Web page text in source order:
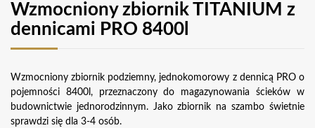
Wzmocniony zbiornik TITANIUM z
dennicami PRO 8400l
Wzmocniony zbiornik podziemny, jednokomorowy z dennicą PRO o
pojemności 8400l, przeznaczony do magazynowania ścieków w
budownictwie jednorodzinnym. Jako zbiornik na szambo świetnie
sprawdzi się dla 3-4 osób.